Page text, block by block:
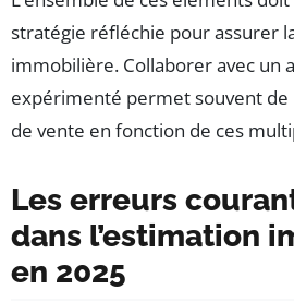
stratégie réfléchie pour assurer
immobilière. Collaborer avec un
expérimenté permet souvent
de vente en fonction de ces
Les erreurs
dans l’estimation
en 2025